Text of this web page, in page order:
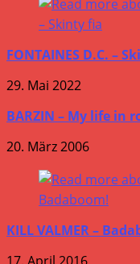
FONTAINES D.C. –
29. Mai 2022
BARZIN – My life in
20. März 2006
KILL VALMER –